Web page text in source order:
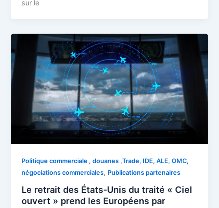
sur le
Politique commerciale , douanes ,Trade, IDE, ALE, OMC,
négociations commerciales, Publications partenaires
Le retrait des États-Unis du traité « Ciel
ouvert » prend les Européens par